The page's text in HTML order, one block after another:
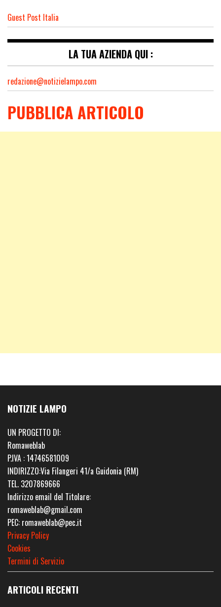
Guest Post Italia
LA TUA AZIENDA QUI :
redazione@notizielampo.com
PUBBLICA ARTICOLO
NOTIZIE LAMPO
UN PROGETTO DI:
Romaweblab
P.IVA : 14746581009
INDIRIZZO:Via Filangeri 41/a Guidonia (RM)
TEL. 3207869666
Indirizzo email del Titolare:
romaweblab@gmail.com
PEC: romaweblab@pec.it
Privacy Policy
Cookies
Termini di Servizio
ARTICOLI RECENTI